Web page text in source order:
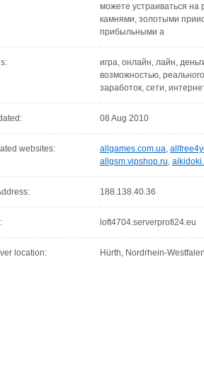
можете устраиваться
камнями, золотыми
прибыльными а
игра, онлайн, лайн,
возможностью,
заработок, сети,
08 Aug 2010
websites: allgames.com.ua,
allgsm.vipshop.ru,
188.138.40.36
loft4704.serverprofi24.eu
location: Hürth, Nordrhein-